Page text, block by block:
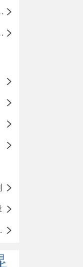
学校
小学
录